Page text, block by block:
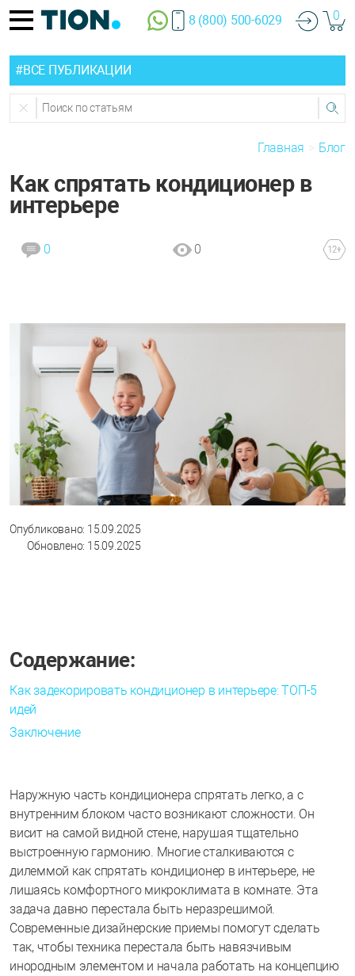
8 (800) 500-6029 0
#ВСЕ ПУБЛИКАЦИИ
Главная Блог
Как спрятать кондиционер в
интерьере
0 0
Опубликовано: 15.09.2025
Обновлено: 15.09.2025
Содержание:
Как задекорировать кондиционер в интерьере: ТОП-5
идей
Заключение
Наружную часть кондиционера спрятать легко, а с
внутренним блоком часто возникают сложности. Он
висит на самой видной стене, нарушая тщательно
выстроенную гармонию. Многие сталкиваются с
дилеммой как спрятать кондиционер в интерьере, не
лишаясь комфортного микроклимата в комнате. Эта
задача давно перестала быть неразрешимой.
Современные дизайнерские приемы помогут сделать
так, чтобы техника перестала быть навязчивым
инородным элементом и начала работать на концепцию